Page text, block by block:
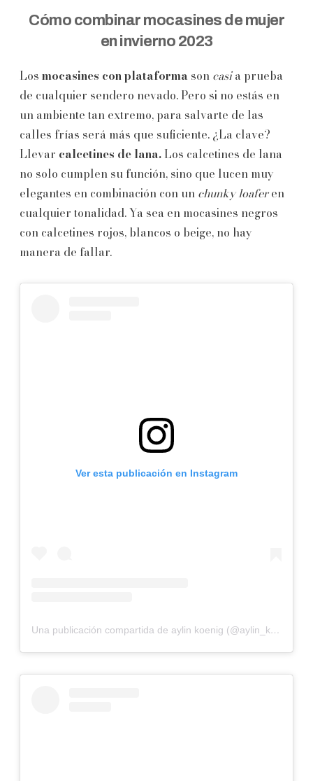
Cómo combinar mocasines de mujer
en invierno 2023
Los mocasines con plataforma son casia prueba
de cualquier sendero nevado. Pero si no estás en
un ambiente tan extremo, para salvarte de las
calles frías será más que suficiente. ¿La clave?
Llevar calcetines de lana. Los calcetines de lana
no solo cumplen su función, sino que lucen muy
elegantes en combinación con un chunky loaferen
cualquier tonalidad. Ya sea en mocasines negros
con calcetines rojos, blancos o beige, no hay
manera de fallar.
Ver esta publicación en Instagram
Una publicación compartida de aylin koenig (@aylin_koenig)